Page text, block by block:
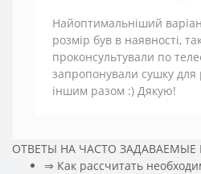
Найоптимальніший
розмір був в наявності,
проконсультували по
запропонували сушку
іншим разом :) Дякую!
ОТВЕТЫ НА ЧАСТО
⇒ Как рассчитать